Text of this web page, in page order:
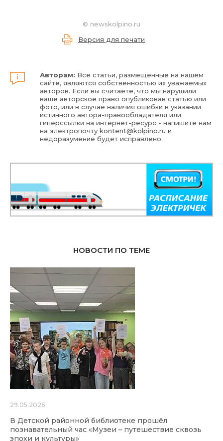
© newskolpino.ru
Версия для печати
Авторам: Все статьи, размещенные на нашем
сайте, являются собственностью их уважаемых
авторов. Если вы считаете, что мы нарушили
ваше авторское право опубликовав статью или
фото, или в случае наличия ошибки в указании
истинного автора-правообладателя или
гиперссылки на интернет-ресурс - напишите нам
на электропочтуkontent@kolpino.ru и
недоразумение будет исправлено.
НОВОСТИ ПО ТЕМЕ
29.05.2026
В Детской районной библиотеке прошёл
познавательный час «Музеи – путешествие сквозь
эпохи и культуры»